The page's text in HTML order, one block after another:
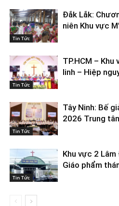
Tin Tức
Đắk Lắk:
niên Khu vực
Tin Tức
TP.HCM –
linh – Hiệp
Tin Tức
Tây Ninh: Bế
2026 Trung
Tin Tức
Khu vực 2
Giáo phẩm